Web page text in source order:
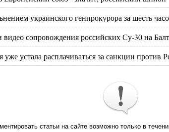
украинского генпрокурора за шесть
сопровождения российских Су-30 на
устала расплачиваться за санкции против
статьи на сайте возможно только в